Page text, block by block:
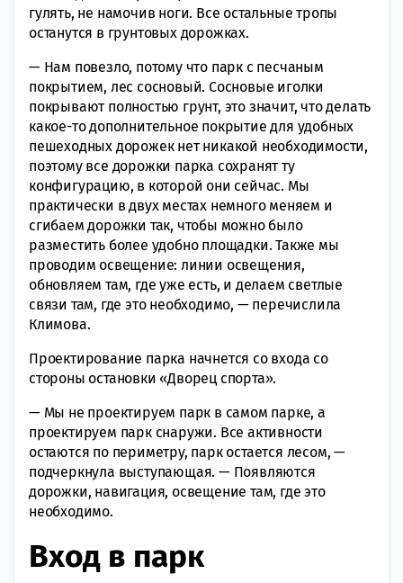
гулять, не намочив ноги. Все остальные тропы
останутся в грунтовых дорожках.
— Нам повезло, потому что парк с песчаным
покрытием, лес сосновый. Сосновые иголки
покрывают полностью грунт, это значит, что делать
какое-то дополнительное покрытие для удобных
пешеходных дорожек нет никакой необходимости,
поэтому все дорожки парка сохранят ту
конфигурацию, в которой они сейчас. Мы
практически в двух местах немного меняем и
сгибаем дорожки так, чтобы можно было
разместить более удобно площадки. Также мы
проводим освещение: линии освещения,
обновляем там, где уже есть, и делаем светлые
связи там, где это необходимо, — перечислила
Климова.
Проектирование парка начнется со входа со
стороны остановки «Дворец спорта».
— Мы не проектируем парк в самом парке, а
проектируем парк снаружи. Все активности
остаются по периметру, парк остается лесом, —
подчеркнула выступающая. — Появляются
дорожки, навигация, освещение там, где это
необходимо.
Вход в парк